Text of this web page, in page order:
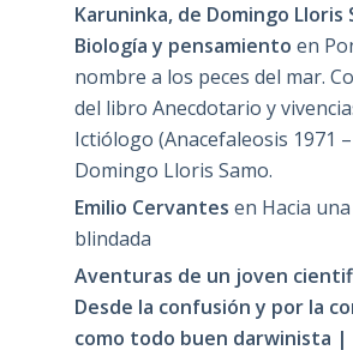
Karuninka, de Domingo Lloris
Biología y pensamiento en
nombre a los peces del mar.
del libro Anecdotario y
Ictiólogo (Anacefaleosis 1971
Domingo Lloris Samo.
Emilio Cervantes en Hacia
blindada
Aventuras de un joven
Desde la confusión y por la
como todo buen darwinista |